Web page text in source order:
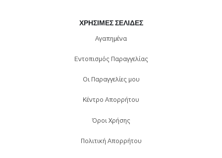
ΧΡΉΣΙΜΕΣ ΣΕΛΊΔΕΣ
Αγαπημένα
Εντοπισμός Παραγγελίας
Οι Παραγγελίες μου
Κέντρο Απορρήτου
Όροι Χρήσης
Πολιτική Απορρήτου